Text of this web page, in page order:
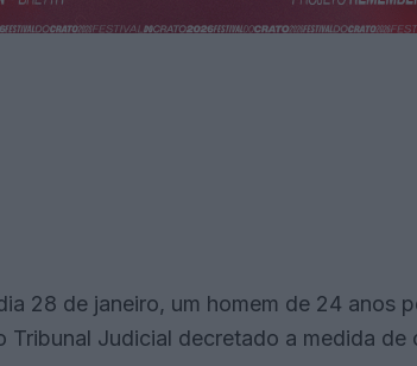
28 de janeiro, um homem de 24 anos
Judicial decretado a medida de